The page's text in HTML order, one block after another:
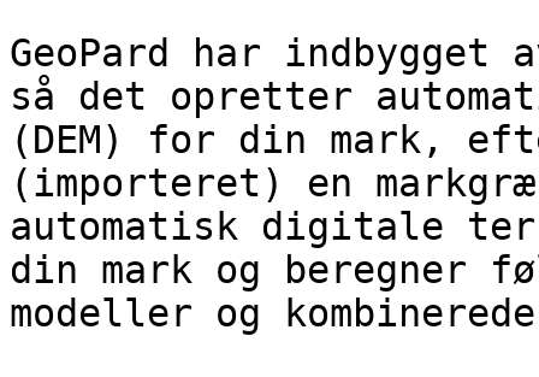
GeoPard har indbygget
så det opretter
(DEM) for din mark,
(importeret) en
automatisk digitale
din mark og beregner
modeller og